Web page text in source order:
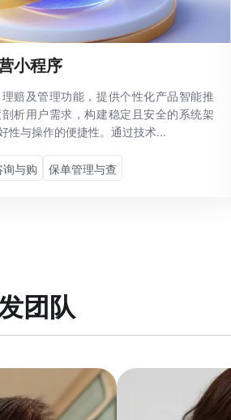
小程序
赔及管理功能，提供个性化产品智能推
析用户需求，构建稳定且安全的系统架
性与操作的便捷性。通过技术...
与购 保单管理与查
团队